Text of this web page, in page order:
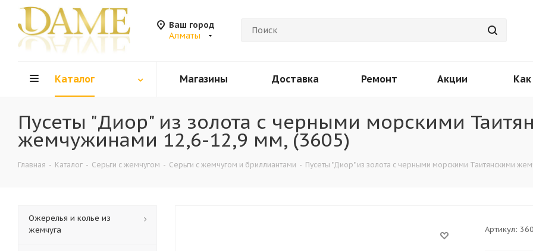
Ваш город
Алматы
Каталог Магазины Доставка Ремонт Акции Как
Пусеты "Диор" из золота с черными морскими
жемчужинами 12,6-12,9 мм, (3605)
Главная - Каталог - Серьги с жемчугом - Серьги с жемчугом и бриллиантами - Пусеты "Диор" из золота с черными морскими Таитянскими
Артикул:
Ожерелья и колье из
жемчуга